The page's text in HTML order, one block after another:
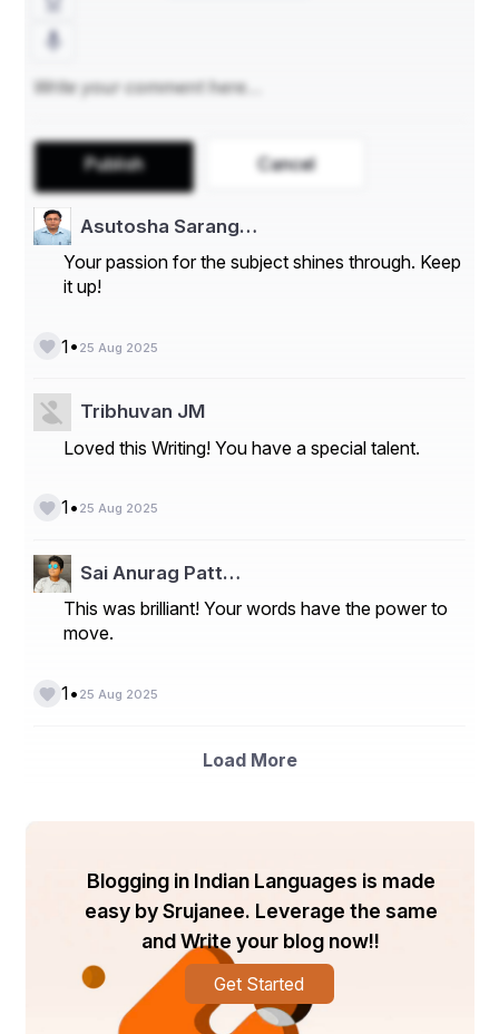
Publish Cancel
Asutosha Sarang…
Your passion for the subject shines through. Keep
it up!
1• 25 Aug 2025
Tribhuvan JM
Loved this Writing! You have a special talent.
1• 25 Aug 2025
Sai Anurag Patt…
This was brilliant! Your words have the power to
move.
1• 25 Aug 2025
Load More
Blogging in Indian Languages is made
easy by Srujanee. Leverage the same
and Write your blog now!!
Get Started